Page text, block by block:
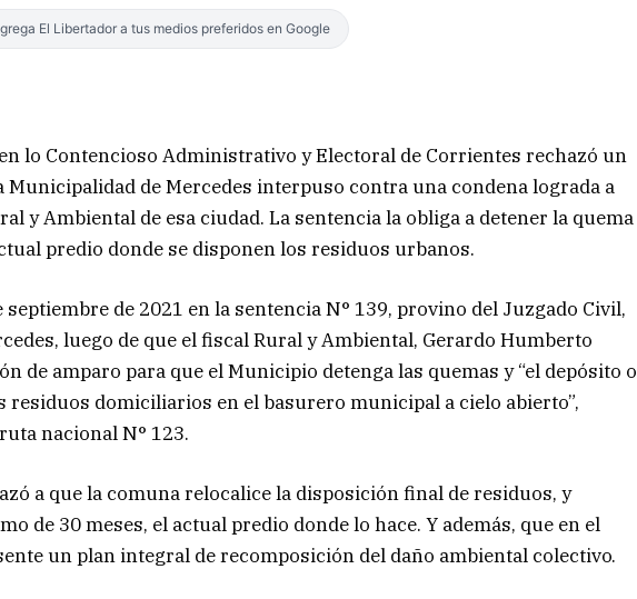
El Libertador a tus medios preferidos en Google
lo Contencioso Administrativo y Electoral de Corrientes rechazó un
Municipalidad de Mercedes interpuso contra una condena lograda a
y Ambiental de esa ciudad. La sentencia la obliga a detener la quema
predio donde se disponen los residuos urbanos.
septiembre de 2021 en la sentencia N° 139, provino del Juzgado Civil,
luego de que el fiscal Rural y Ambiental, Gerardo Humberto
de amparo para que el Municipio detenga las quemas y “el depósito o
domiciliarios en el basurero municipal a cielo abierto”,
nacional N° 123.
a que la comuna relocalice la disposición final de residuos, y
de 30 meses, el actual predio donde lo hace. Y además, que en el
un plan integral de recomposición del daño ambiental colectivo.